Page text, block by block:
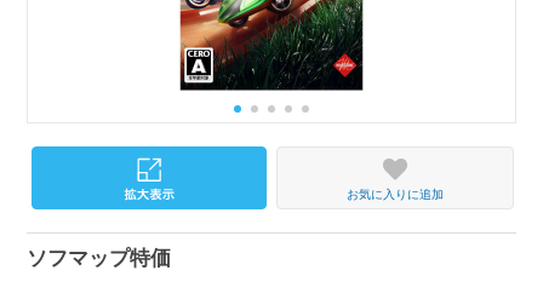
お気に入りに追加
ソフマップ特価